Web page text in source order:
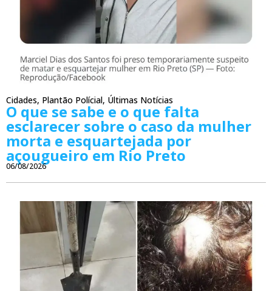
Cidades, Plantão Polícial, Últimas Notícias
O que se sabe e o que falta
esclarecer sobre o caso da mulher
morta e esquartejada por
açougueiro em Rio Preto
06/08/2026